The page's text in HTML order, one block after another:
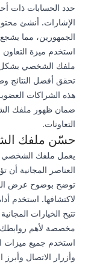
حدد الحسابات ذات
الإشارات. أنشئ محتوى
الجمهورين، مما يشجع
استخدم ميزة
ملفك الشخصي بشكل
تحقق أفضل النتائج
ضمان ظهور ملفك
التعاونات.
حسّن ملفك
يعمل ملفك الشخصي
العناصر المجانية
توضح بوضوح عرض
لاكتشافها. استخدم
مخصصة لأهم
استخدم جميع ميزات
وأزرار الاتصال